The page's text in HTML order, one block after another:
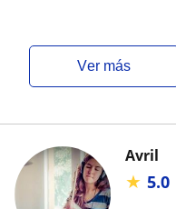
ver más
Avril
★ 5.0